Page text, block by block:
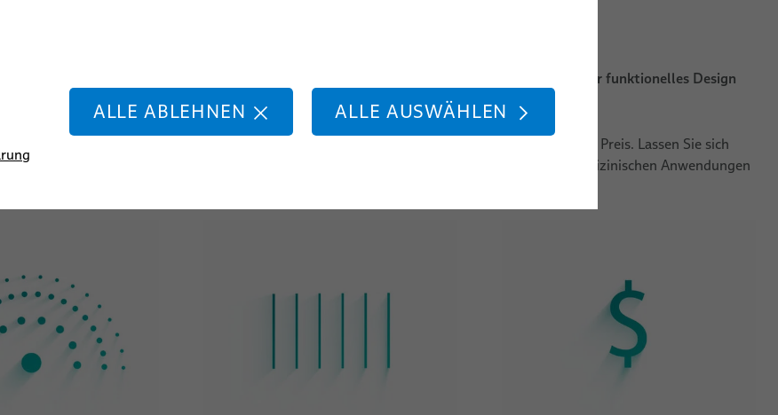
Kabel.
und Behandlung von Erkrankungen, sowie die Überwachung von Patienten unterstützen. Ihr funktionelles Design
müssen unter anspruchsvollen Einsatzbedingungen zu 100% funktionieren.
- schnell, in hoher Stückzahl, konstanter Qualität und zu einem wettbewerbsfähigen Preis. Lassen Sie sich
gestalten, die Ihren individuellen Anforderungen für den Einsatz in anspruchsvollen medizinischen Anwendungen
ALLE ABLEHNEN ALLE AUSWÄHLEN